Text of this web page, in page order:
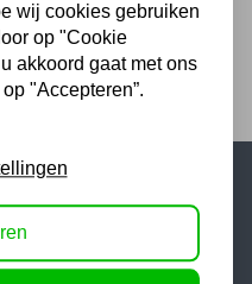
wij cookies gebruiken
op "Cookie
akkoord gaat met ons
"Accepteren”.